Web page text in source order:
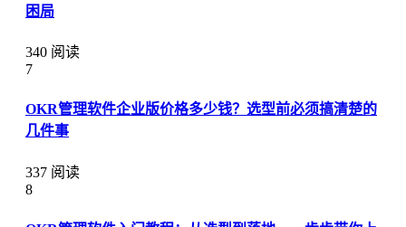
困局
340 阅读
7
OKR管理软件企业版价格多少钱？选型前必须搞清楚的
几件事
337 阅读
8